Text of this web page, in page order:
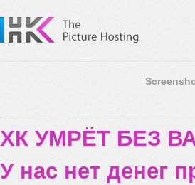
ХК УМРЁТ БЕЗ
У нас нет денег